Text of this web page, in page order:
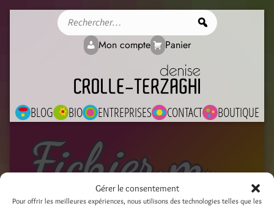
Gérer le consentement
Pour offrir les meilleures expériences, nous utilisons des technologies telles que les
BLOG BIO ENTREPRISES CONTACT BOUTIQUE
Mon compte Panier
Fichier média